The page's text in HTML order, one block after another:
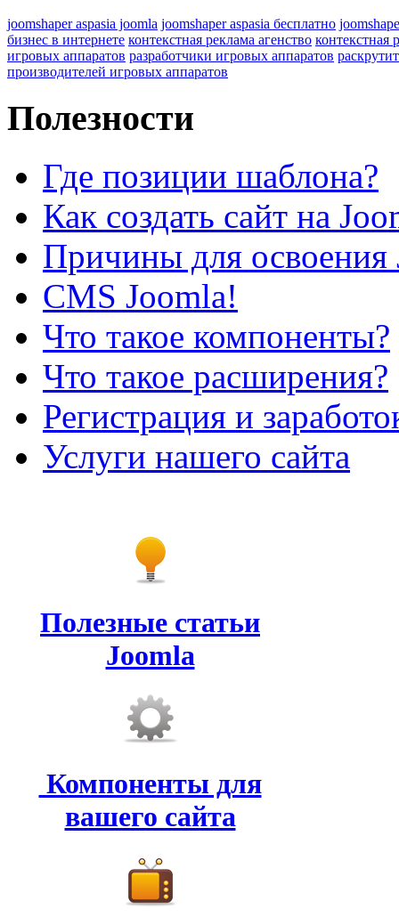
joomshaper aspasia joomla joomshaper aspasia бесплатно
бизнес в интернете контекстная реклама агенство контекстная
игровых аппаратов разработчики игровых аппаратов
производителей игровых аппаратов
Полезности
Где позиции шаблона?
Как создать сайт на
Причины для освоения
CMS Joomla!
Что такое компоненты?
Что такое расширения?
Регистрация и
Услуги нашего сайта
Полезные статьи
Joomla
Компоненты для
вашего сайта